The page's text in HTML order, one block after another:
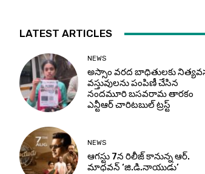
LATEST ARTICLES
NEWS
అస్సాం వరద బాధితులకు
వస్తువులను పంపిణీ చేసిన
నందమూరి బసవరామ తారకం
ఎన్టీఆర్ చారిటబుల్ ట్రస్ట్
NEWS
ఆగస్టు 7న రిలీజ్ కానున్న ఆర్‌.
మాధవన్‌ ‘జి.డి.నాయుడు’